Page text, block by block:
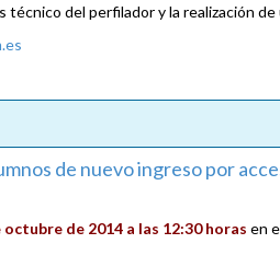
técnico del perfilador y la realización
de nuevo ingreso por
de 2014 a las 12:30 horas en